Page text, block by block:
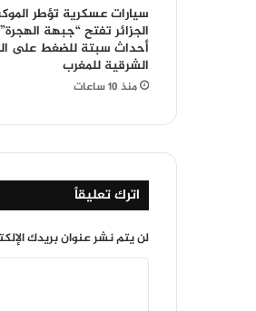
سيارات عسكرية تؤطر
الجزائر تفتح “جبهة
أحداث سبتة للضغط على
الشرقية للمغرب
منذ 10 ساعات
اترك تعليقاً
لن يتم نشر عنوان بريدك